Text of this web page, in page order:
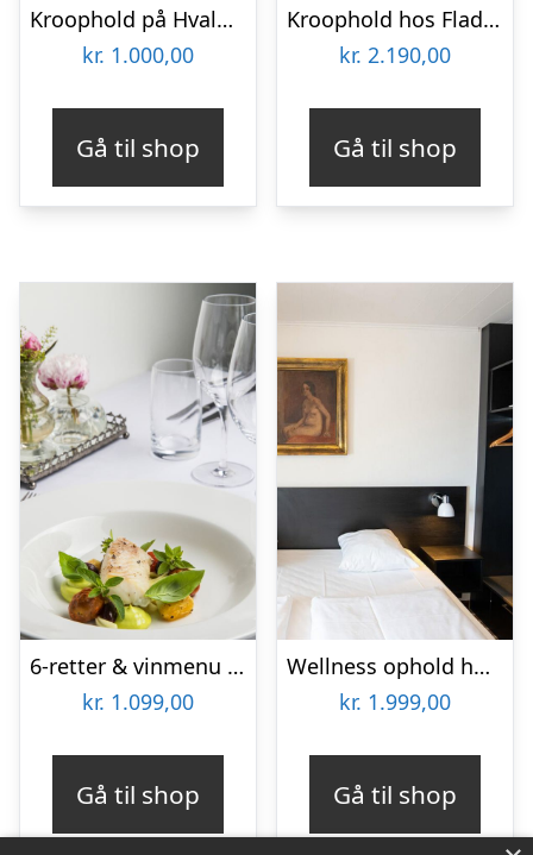
Kroophold på Hvalpsund Færgekro
kr. 1.000,00
Gå til shop
Kroophold hos Fladbro Kro
kr. 2.190,00
Gå til shop
6-retter & vinmenu på Nørre Vissing Kro
kr. 1.099,00
Gå til shop
Wellness ophold hos Hotel Kryb i ly Kro
kr. 1.999,00
Gå til shop